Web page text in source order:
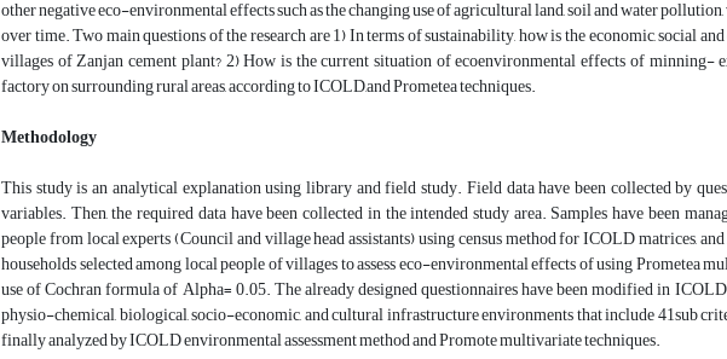
other negative eco-environmental effects such as the changing use of agricultural land, soil and water pollution,
over time. Two main questions of the research are 1) In terms of sustainability, how is the economic, social
villages of Zanjan cement plant? 2) How is the current situation of ecoenvironmental effects of minning-
factory on surrounding rural areas, according to ICOLD,and Prometea techniques.
Methodology
This study is an analytical explanation using library and field study. Field data have beencollected by
variables. Then, the required data have been collected in the intended study area. Samples have been
people from local experts (Council and village head assistants) using census method for ICOLD matrices,
households selected among local people of villages to assess eco-environmental effects of using Prometea
use of Cochran formula of Alpha= 0.05. The already designed questionnaires have been modified in
physio-chemical, biological, socio-economic, and cultural infrastructure environments that include 41sub
finally analyzed by ICOLD environmental assessment method and Promote multivariate techniques.